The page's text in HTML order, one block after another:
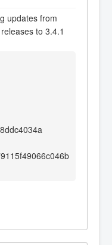
updates from
to 3.4.1